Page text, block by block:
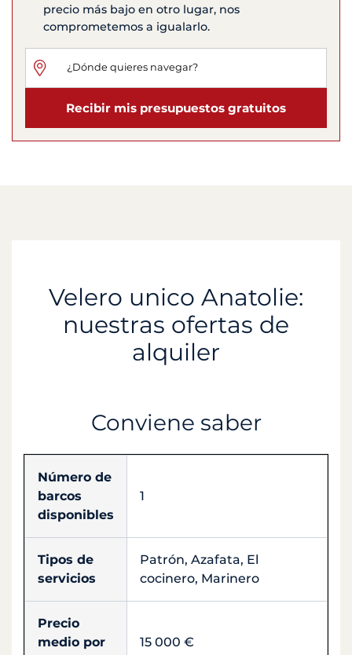
precio más bajo en otro lugar, nos
comprometemos a igualarlo.
Recibir mis presupuestos gratuitos
Velero unico Anatolie:
nuestras ofertas de
alquiler
Conviene saber
Número de
barcos
disponibles
1
Tipos de
servicios
Patrón, Azafata, El
cocinero, Marinero
Precio
medio por
15 000 €